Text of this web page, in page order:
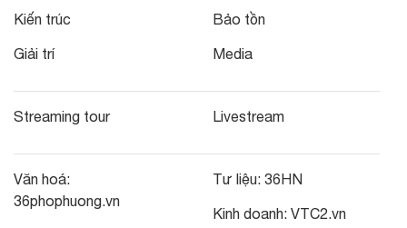
Kiến trúc
Giải trí
Bảo tồn
Media
Streaming tour Livestream
Văn hoá:
36phophuong.vn
Tư liệu: 36HN
Kinh doanh: VTC2.vn